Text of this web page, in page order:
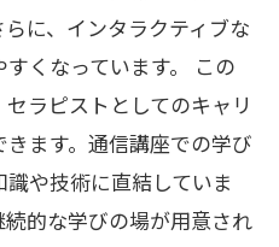
に、インタラクティブな
くなっています。 この
ラピストとしてのキャリ
ます。通信講座での学び
や技術に直結していま
的な学びの場が用意され